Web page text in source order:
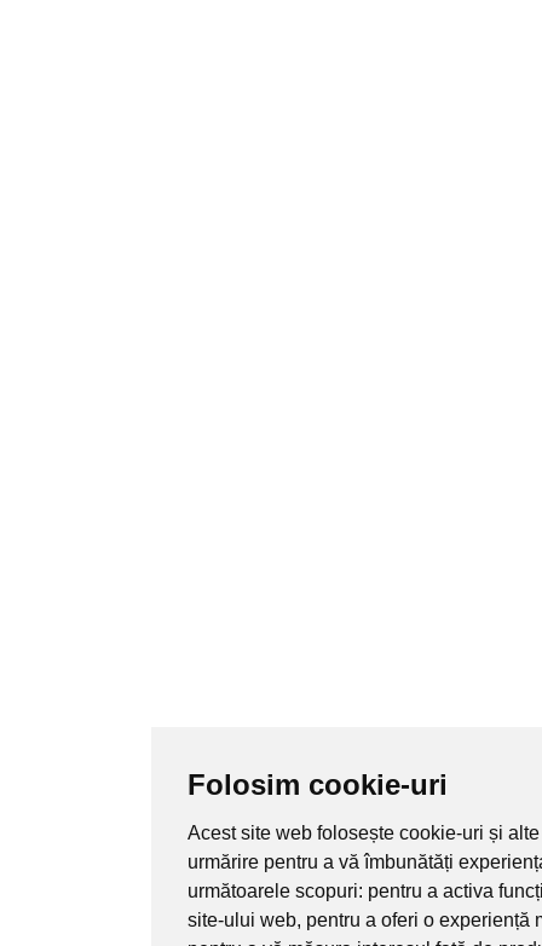
Folosim cookie-uri
Acest site web folosește cookie-uri și
urmărire pentru a vă îmbunătăți
următoarele scopuri: pentru a activa
site-ului web, pentru a oferi o experiență